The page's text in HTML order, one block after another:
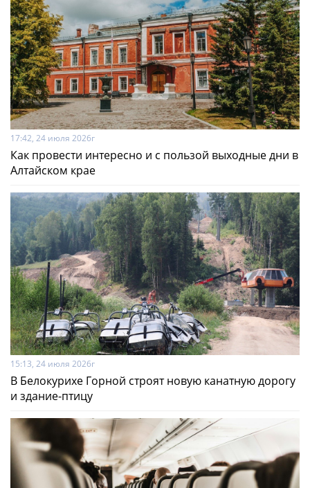
17:42, 24 июля 2026г
Как провести интересно и с пользой выходные дни в
Алтайском крае
15:13, 24 июля 2026г
В Белокурихе Горной строят новую канатную дорогу
и здание-птицу